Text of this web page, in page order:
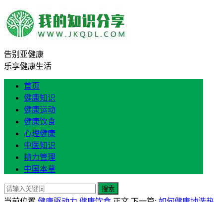
告别亚健康
乐享健康生活
首页
健康知识
健康运动
健康饮食
心理健康
中医知识
精力管理
中国本草
搜索